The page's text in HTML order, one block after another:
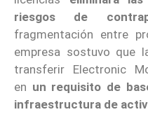
riesgos de
fragmentación entre
empresa sostuvo que
transferir Electronic
en un requisito de
infraestructura de